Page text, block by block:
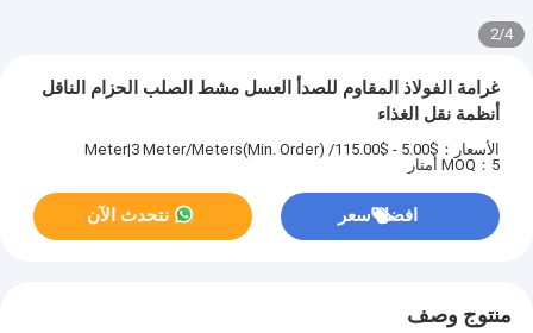
2/4
غرامة الفولاذ المقاوم للصدأ العسل مشط الصلب الحزام الناقل
أنظمة نقل الغذاء
الأسعار：$5.00 - $115.00/ Meter|3 Meter/Meters(Min. Order)
MOQ：5 أمتار
افضل سعر نتحدث الآن
منتوج وصف